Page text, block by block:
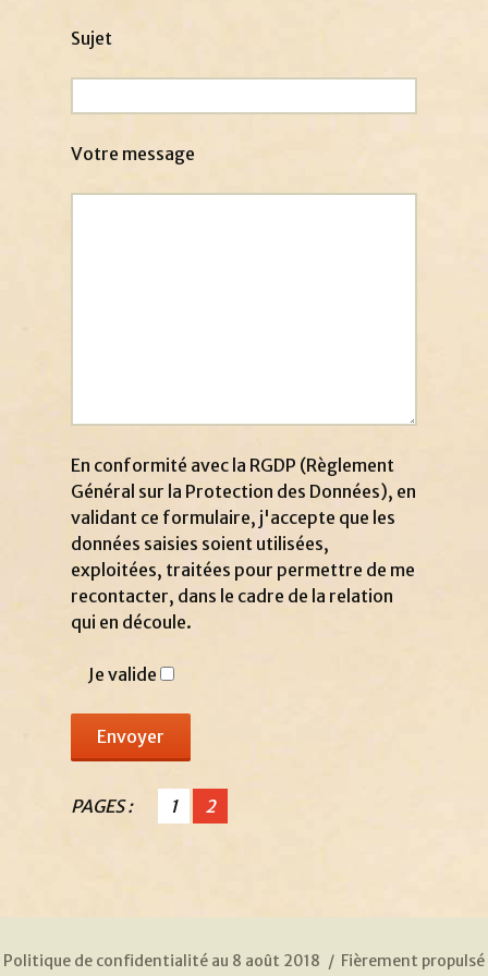
Sujet
Votre message
En conformité avec la RGDP (Règlement
Général sur la Protection des Données), en
validant ce formulaire, j'accepte que les
données saisies soient utilisées,
exploitées, traitées pour permettre de me
recontacter, dans le cadre de la relation
qui en découle.
Je valide
PAGES : 1 2
Politique de confidentialité au 8 août 2018
Fièrement propulsé